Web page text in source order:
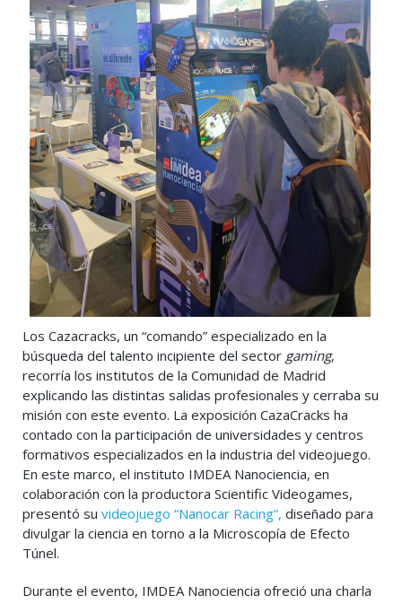
Los Cazacracks, un “comando” especializado en la
búsqueda del talento incipiente del sector gaming,
recorría los institutos de la Comunidad de Madrid
explicando las distintas salidas profesionales y cerraba su
misión con este evento. La exposición CazaCracks ha
contado con la participación de universidades y centros
formativos especializados en la industria del videojuego.
En este marco, el instituto IMDEA Nanociencia, en
colaboración con la productora Scientific Videogames,
presentó su videojuego “Nanocar Racing”, diseñado para
divulgar la ciencia en torno a la Microscopía de Efecto
Túnel.
Durante el evento, IMDEA Nanociencia ofreció una charla